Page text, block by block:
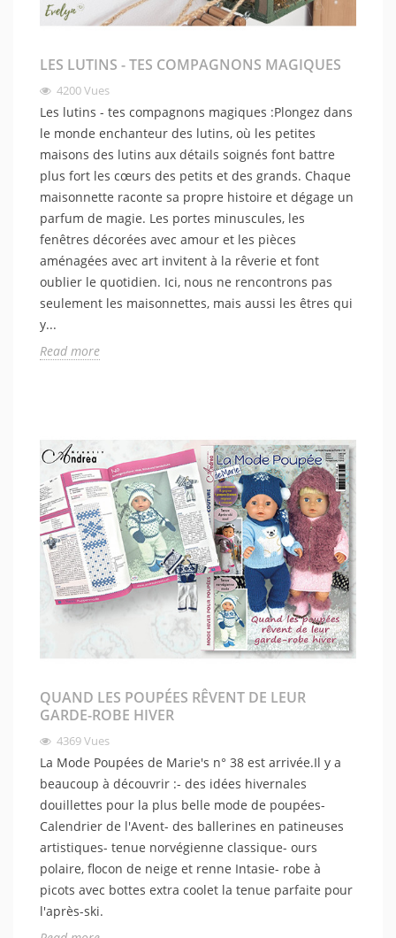
LES LUTINS - TES COMPAGNONS MAGIQUES
4200Vues
Les lutins - tes compagnons magiques :Plongez dans
le monde enchanteur des lutins, où les petites
maisons des lutins aux détails soignés font battre
plus fort les cœurs des petits et des grands. Chaque
maisonnette raconte sa propre histoire et dégage un
parfum de magie. Les portes minuscules, les
fenêtres décorées avec amour et les pièces
aménagées avec art invitent à la rêverie et font
oublier le quotidien. Ici, nous ne rencontrons pas
seulement les maisonnettes, mais aussi les êtres qui
y...
Read more
QUAND LES POUPÉES RÊVENT DE LEUR
GARDE-ROBE HIVER
4369Vues
La Mode Poupées de Marie's n° 38 est arrivée.Il y a
beaucoup à découvrir :- des idées hivernales
douillettes pour la plus belle mode de poupées-
Calendrier de l'Avent- des ballerines en patineuses
artistiques- tenue norvégienne classique- ours
polaire, flocon de neige et renne Intasie- robe à
picots avec bottes extra coolet la tenue parfaite pour
l'après-ski.